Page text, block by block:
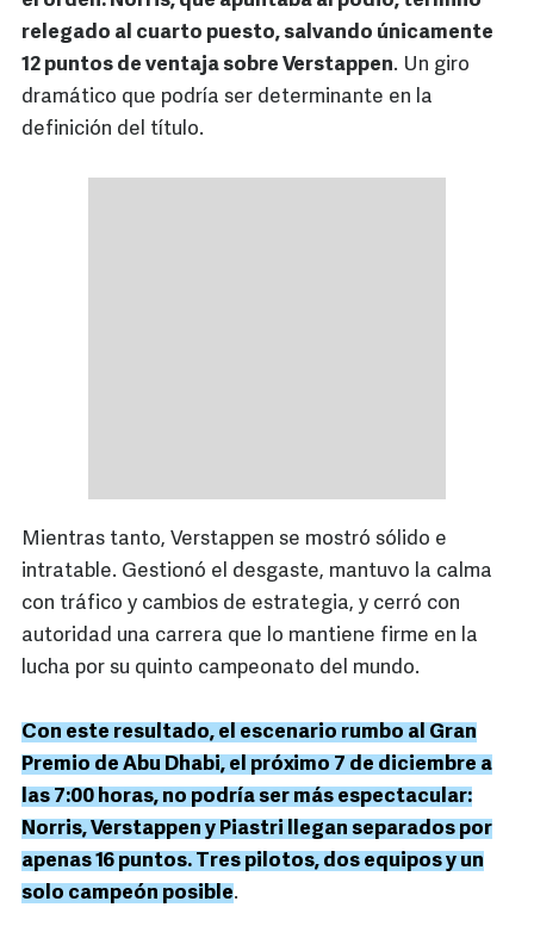
relegado al cuarto puesto, salvando únicamente
12 puntos de ventaja sobre Verstappen. Un giro
dramático que podría ser determinante en la
definición del título.
Mientras tanto, Verstappen se mostró sólido e
intratable. Gestionó el desgaste, mantuvo la calma
con tráfico y cambios de estrategia, y cerró con
autoridad una carrera que lo mantiene firme en la
lucha por su quinto campeonato del mundo.
Con este resultado, el escenario rumbo al Gran
Premio de Abu Dhabi, el próximo 7 de diciembre a
las 7:00 horas, no podría ser más espectacular:
Norris, Verstappen y Piastri llegan separados por
apenas 16 puntos. Tres pilotos, dos equipos y un
solo campeón posible.